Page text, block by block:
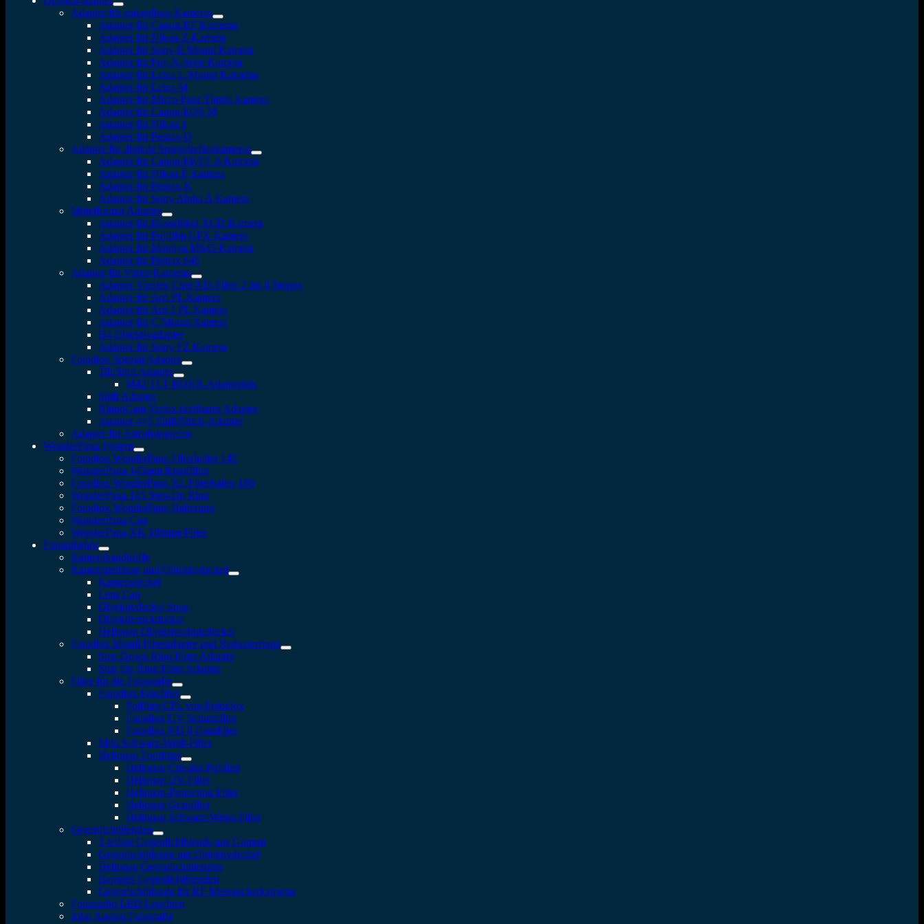
Adapter für spiegellose Kameras
Adapter für Canon RF Kameras
Adapter für Nikon Z Kamera
Adapter für Sony-E Mount Kamera
Adapter für Fuji X-Serie Kamera
Adapter für Leica L-Mount Kameras
Adapter für Leica M
Adapter für Micro Four Thirds Kamera
Adapter für Canon EOS M
Adapter für Nikon 1
Adapter für Pentax Q
Adapter für digitale Spiegelreflexkameras
Adapter für Canon EF/EF-S Kamera
Adapter für Nikon F Kamera
Adapter für Pentax K
Adapter für Sony Alpha A Kamera
Mittelformat Adapter
Adapter für Hasselblad XCD Kamera
Adapter für Fujifilm GFX Kamera
Adapter für Mamiya M645 Kamera
Adapter für Pentax 645
Adapter für Video Kameras
Adapter Vizelex Cine ND-Filter 2 bis 8 Stopps
Adapter für Arri PL Kamera
Adapter für Arri LPL Kamera
Adapter für C Mount Kamera
B4 Objektivadapter
Adapter für Sony FZ Kamera
Fotodiox Spezial Adapter
Tilt/Shift Adapter
M42 TLT ROKR-Adapterkits
Shift Adapter
RhinoCam Vertex drehbarer Adapter
Adapter 4×5 Shift/Stitch-Adapter
Adapter für Astrofotografen
WonderPana System
Fotodiox WonderPana Filterhalter 145
WonderPana 145mm Rundfilter
Fotodiox WonderPana XL Filterhalter 186
WonderPana 145 Step-Up Ring
Fotodiox WonderPana Halterung
WonderPana Cap
WonderPana XK 186mm Filter
Fotozubehör
Kamerahandgriffe
Kameragehäuse und Objektivdeckel
Kameradeckel
Lens Cap
Objektivdeckel Snap
Objektivrückdeckel
Heliopan Objektivschutzdeckel
Fotodiox Metall Filteradapter und Reduzierringe
Step Down Ring Filter Adapter
Step Up Ring Filter Adapter
Filter für die Fotografie
Fotodiox Fotofilter
Polfilter CPL von Fotodiox
Fotodiox UV Schutzfilter
Fotodiox ND 8 Graufilter
Milo Schwarz-Weiß-Filter
Heliopan Fotofilter
Heliopan Circular Polfilter
Heliopan UV-Filter
Heliopan-Protection Filter
Heliopan Graufilter
Heliopan Schwarz-Weiss-Filter
Gegenlichtblenden
3-teilige Gegenlichtblende aus Gummi
Gegenlichtblende mit Objektivdeckel
Heliopan Gegenlichtblenden
Bajonett Gegenlichtblenden
Gegenlichtblende für RF Messsucherkameras
Fotostudio LED Leuchten
Jobo Analog Fotografie